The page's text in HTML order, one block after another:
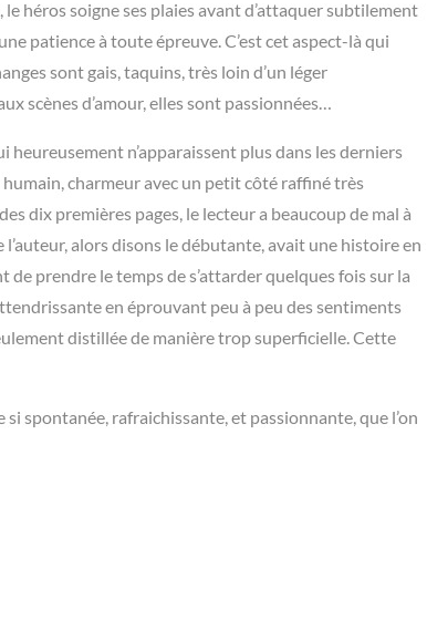
héros soigne ses plaies avant d’attaquer subtilement
patience à toute épreuve. C’est cet aspect-là qui
sont gais, taquins, très loin d’un léger
scènes d’amour, elles sont passionnées…
n’apparaissent plus dans les derniers
charmeur avec un petit côté raffiné très
dix premières pages, le lecteur a beaucoup de mal à
alors disons le débutante, avait une histoire en
prendre le temps de s’attarder quelques fois sur la
en éprouvant peu à peu des sentiments
distillée de manière trop superficielle. Cette
spontanée, rafraichissante, et passionnante, que l’on